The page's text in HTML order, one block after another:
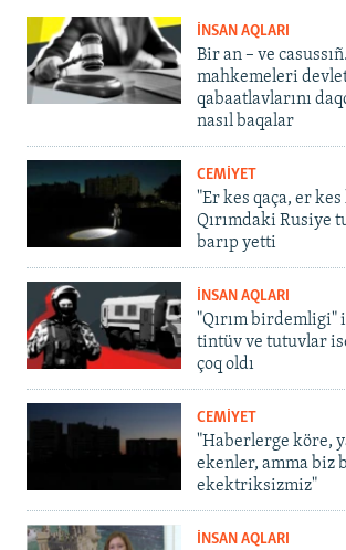
İNSAN AQLARI
Bir an – ve
mahkemeleri
qabaatlavlarını
nasıl baqalar
CEMİYET
"Er kes qaça, er
Qırımdaki Rusiye
barıp yetti
İNSAN AQLARI
"Qırım birdemligi"
tintüv ve tutuvlar
çoq oldı
CEMİYET
"Haberlerge köre,
ekenler, amma biz
ekektriksizmiz"
İNSAN AQLARI